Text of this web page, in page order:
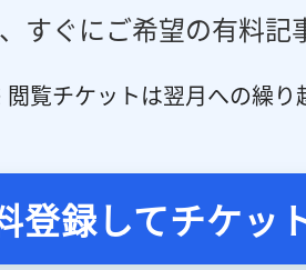
すぐにご希望の有料記
覧チケットは翌月への繰り
登録してチケッ